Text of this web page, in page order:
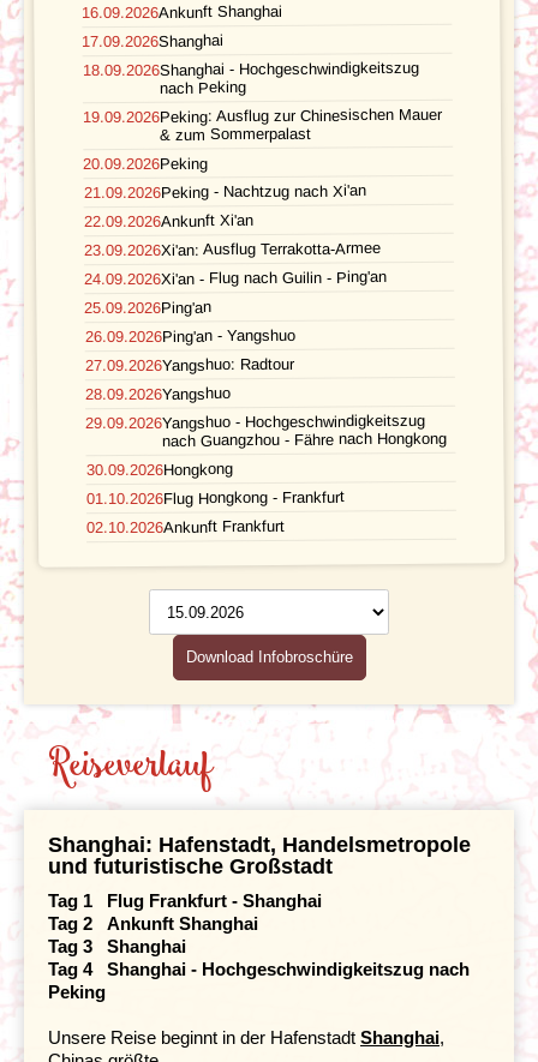
Unterkunft
Fluginformationen
Transport
Ausflüge
Reisedokumente
Geld
Gesundheit
Individuelle An- & Abreise
Klima und Geografie
FAQ
FOTOS UND VIDEOS
BUCHEN
16.09.2026Ankunft Shanghai
17.09.2026Shanghai
18.09.2026Shanghai - Hochgeschwindigkeitszug
nach Peking
19.09.2026Peking: Ausflug zur Chinesischen Mauer
& zum Sommerpalast
20.09.2026Peking
21.09.2026Peking - Nachtzug nach Xi'an
22.09.2026Ankunft Xi'an
23.09.2026Xi'an: Ausflug Terrakotta-Armee
24.09.2026Xi'an - Flug nach Guilin - Ping'an
25.09.2026Ping'an
26.09.2026Ping'an - Yangshuo
27.09.2026Yangshuo: Radtour
28.09.2026Yangshuo
29.09.2026Yangshuo - Hochgeschwindigkeitszug
nach Guangzhou - Fähre nach Hongkong
30.09.2026Hongkong
01.10.2026Flug Hongkong - Frankfurt
02.10.2026Ankunft Frankfurt
Reiseverlauf
Download Infobroschüre
Reiseverlauf
Shanghai: Hafenstadt, Handelsmetropole
und futuristische Großstadt
Tag 1 Flug Frankfurt - Shanghai
Tag 2 Ankunft Shanghai
Tag 3 Shanghai
Tag 4 Shanghai - Hochgeschwindigkeitszug nach
Peking
Unsere Reise beginnt in der Hafenstadt Shanghai,